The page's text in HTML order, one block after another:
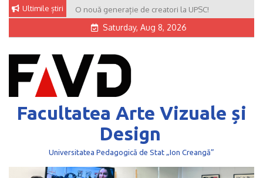
Skip
Ultimile știri O nouă generație de creatori la UPSC!
Saturday, Aug 8, 2026
Facultatea Arte Vizuale și
Design
Universitatea Pedagogică de Stat „Ion Creangă”